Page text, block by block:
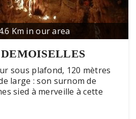
Km in our area
sous plafond, 120 mètres
large : son surnom de
sied à merveille à cette
sur le plateau de Thaurac.
elle a son lot de légendes,